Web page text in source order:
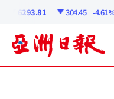
6293.81 304.45 -4.61%